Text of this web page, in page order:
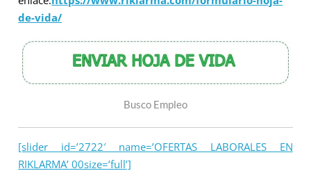
de-vida/
Busco Empleo
[slider id=’2722′ name=’OFERTAS LABORALES EN
RIKLARMA’ 00size=’full’]